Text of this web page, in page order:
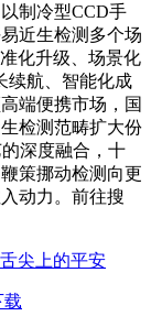
制冷型CCD手
近生检测多个场
化升级、场景化
续航、智能化成
端便携市场，国
检测范畴扩大份
深度融合，十
策挪动检测向更
动力。前往搜
尖上的平安
载